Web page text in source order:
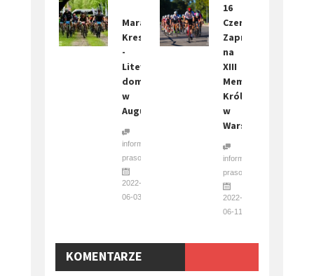
Maratony
Kresowe
-
Litewska
dominacja
w
Augustowie
informacja
prasowa
2022-
06-03
​16
Czerwca.
Zapraszamy
na
XIII
Memoriał
Królaka
w
Warszawie
informacja
prasowa
2022-
06-11
KOMENTARZE